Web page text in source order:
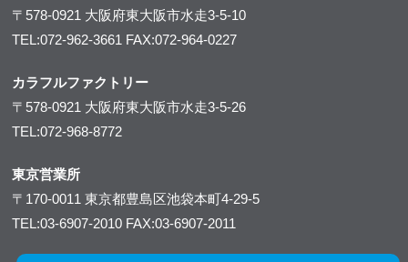
〒578-0921 大阪府東大阪市水走3-5-10
TEL:072-962-3661 FAX:072-964-0227
カラフルファクトリー
〒578-0921 大阪府東大阪市水走3-5-26
TEL:072-968-8772
東京営業所
〒170-0011東京都豊島区池袋本町4-29-5
TEL:03-6907-2010 FAX:03-6907-2011